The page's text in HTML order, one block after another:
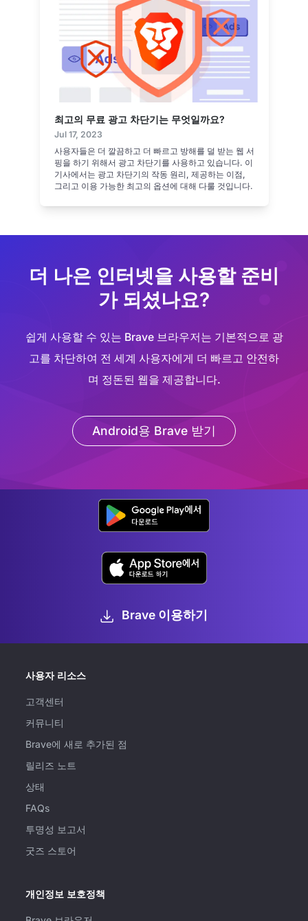
최고의 무료 광고 차단기는 무엇일까요?
Jul 17, 2023
사용자들은 더 깔끔하고 더 빠르고 방해를 덜 받는 웹 서
핑을 하기 위해서 광고 차단기를 사용하고 있습니다. 이
기사에서는 광고 차단기의 작동 원리, 제공하는 이점,
그리고 이용 가능한 최고의 옵션에 대해 다룰 것입니다.
더 나은 인터넷을 사용할 준비
가 되셨나요?
쉽게 사용할 수 있는 Brave 브라우저는 기본적으로 광
고를 차단하여 전 세계 사용자에게 더 빠르고 안전하
며 정돈된 웹을 제공합니다.
Android용 Brave 받기
Brave 이용하기
사용자 리소스
고객센터
커뮤니티
Brave에 새로 추가된 점
릴리즈 노트
상태
FAQs
투명성 보고서
굿즈 스토어
개인정보 보호정책